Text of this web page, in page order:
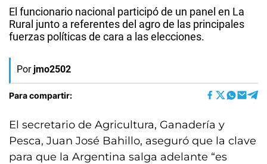
El funcionario nacional participó de un panel en La
Rural junto a referentes del agro de las principales
fuerzas políticas de cara a las elecciones.
Por jmo2502
Para compartir:
El secretario de Agricultura, Ganadería y
Pesca, Juan José Bahillo, aseguró que la clave
para que la Argentina salga adelante “es